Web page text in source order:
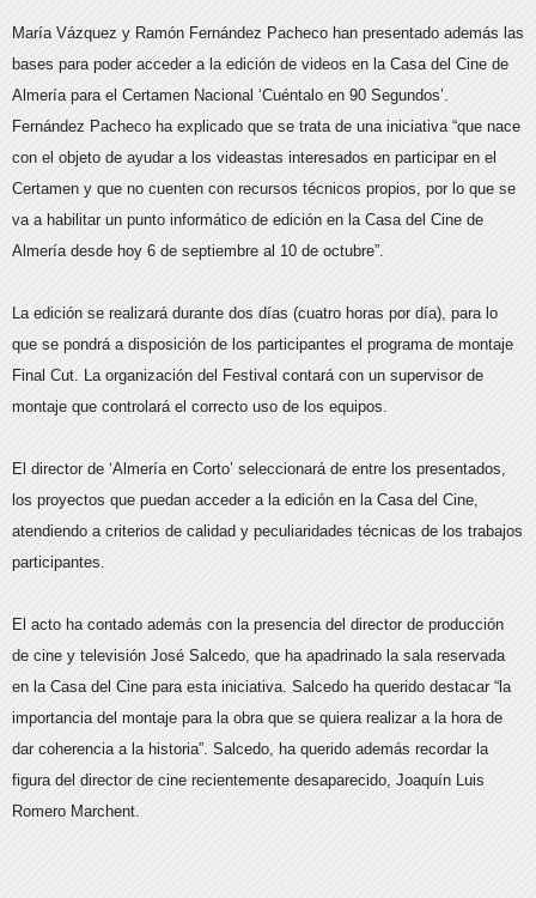
María Vázquez y Ramón Fernández Pacheco han presentado además las
bases para poder acceder a la edición de videos en la Casa del Cine de
Almería para el Certamen Nacional ‘Cuéntalo en 90 Segundos’.
Fernández Pacheco ha explicado que se trata de una iniciativa “que nace
con el objeto de ayudar a los videastas interesados en participar en el
Certamen y que no cuenten con recursos técnicos propios, por lo que se
va a habilitar un punto informático de edición en la Casa del Cine de
Almería desde hoy 6 de septiembre al 10 de octubre”.
La edición se realizará durante dos días (cuatro horas por día), para lo
que se pondrá a disposición de los participantes el programa de montaje
Final Cut. La organización del Festival contará con un supervisor de
montaje que controlará el correcto uso de los equipos.
El director de ‘Almería en Corto’ seleccionará de entre los presentados,
los proyectos que puedan acceder a la edición en la Casa del Cine,
atendiendo a criterios de calidad y peculiaridades técnicas de los trabajos
participantes.
El acto ha contado además con la presencia del director de producción
de cine y televisión José Salcedo, que ha apadrinado la sala reservada
en la Casa del Cine para esta iniciativa. Salcedo ha querido destacar “la
importancia del montaje para la obra que se quiera realizar a la hora de
dar coherencia a la historia”. Salcedo, ha querido además recordar la
figura del director de cine recientemente desaparecido, Joaquín Luis
Romero Marchent.